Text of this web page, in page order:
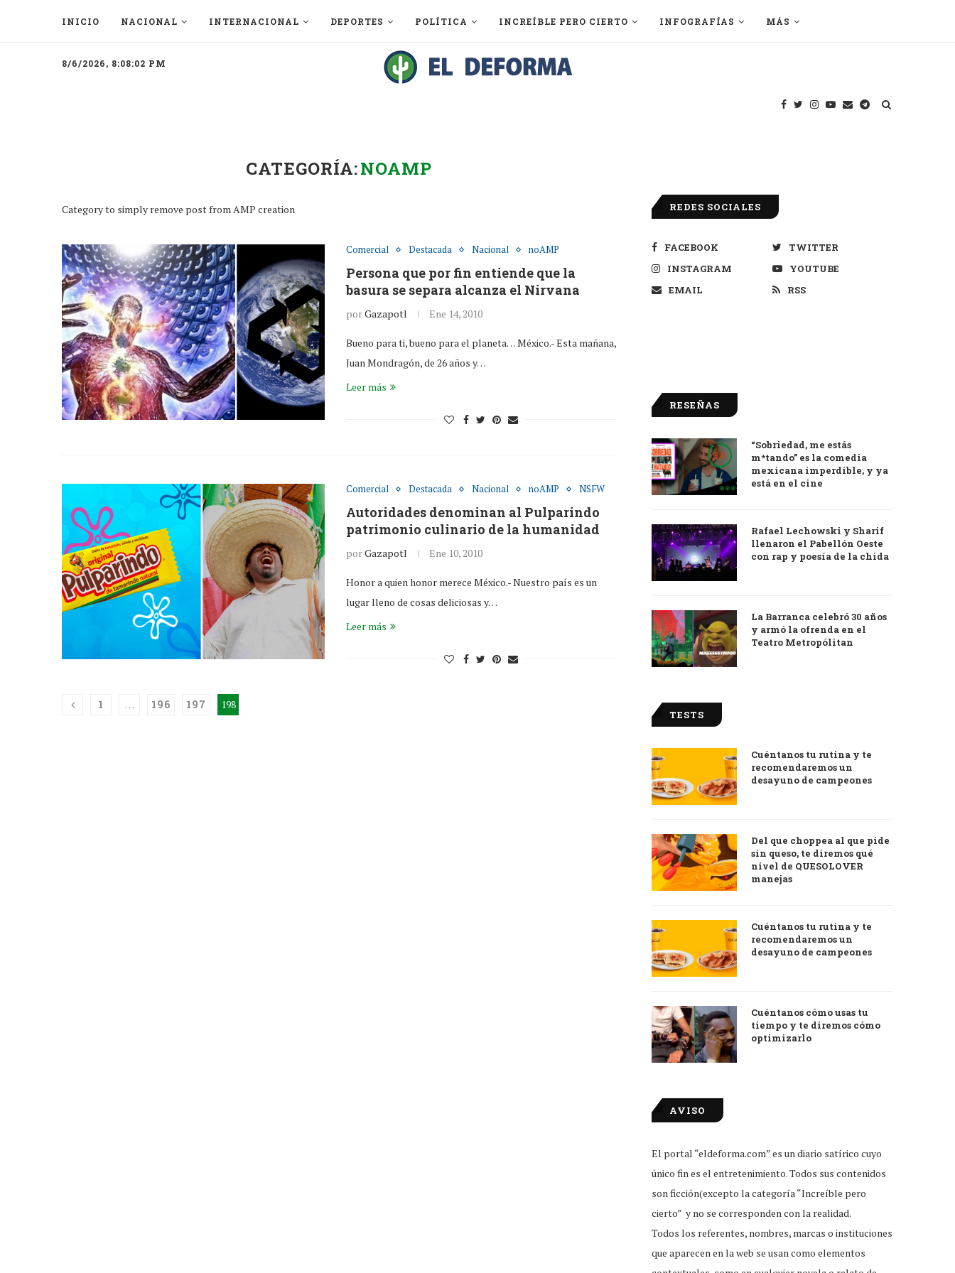
INICIO NACIONAL INTERNACIONAL DEPORTES POLÍTICA INCREÍBLE PERO CIERTO INFOGRAFÍAS MÁS
8/6/2026, 8:08:02 PM
CATEGORÍA:NOAMP
Category to simply remove post from AMP creation
Comercial Destacada Nacional noAMP
Persona que por fin entiende que la
basura se separa alcanza el Nirvana
porGazapotl Ene 14, 2010
Bueno para ti, bueno para el planeta… México.- Esta mañana,
Juan Mondragón, de 26 años y…
Leer más
Comercial Destacada Nacional noAMP NSFW
Autoridades denominan al Pulparindo
patrimonio culinario de la humanidad
porGazapotl Ene 10, 2010
Honor a quien honor merece México.- Nuestro país es un
lugar lleno de cosas deliciosas y…
Leer más
1 … 196 197 198
REDES SOCIALES
FACEBOOK
TWITTER
INSTAGRAM
YOUTUBE
EMAIL
RSS
RESEÑAS
9.0
“Sobriedad, me estás
m*tando” es la comedia
mexicana imperdible, y ya
está en el cine
Rafael Lechowski y Sharif
llenaron el Pabellón Oeste
con rap y poesía de la chida
La Barranca celebró 30 años
y armó la ofrenda en el
Teatro Metropólitan
TESTS
Cuéntanos tu rutina y te
recomendaremos un
desayuno de campeones
Del que choppea al que pide
sin queso, te diremos qué
nivel de QUESOLOVER
manejas
Cuéntanos tu rutina y te
recomendaremos un
desayuno de campeones
Cuéntanos cómo usas tu
tiempo y te diremos cómo
optimizarlo
AVISO
El portal “eldeforma.com” es un diario satírico cuyo
único fin es el entretenimiento. Todos sus contenidos
son ficción(excepto la categoría “Increíble pero
cierto” y no se corresponden con la realidad.
Todos los referentes, nombres, marcas o instituciones
que aparecen en la web se usan como elementos